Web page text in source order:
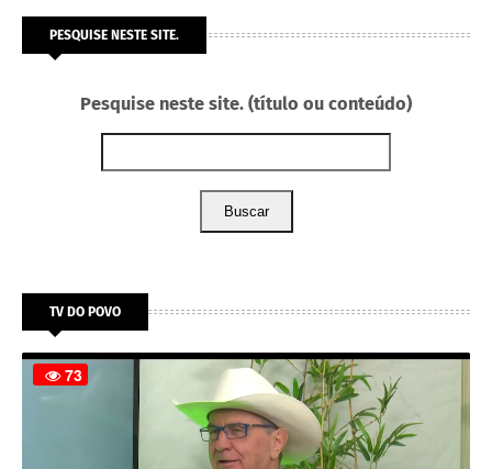
PESQUISE NESTE SITE.
Pesquise neste site. (título ou conteúdo)
Buscar
TV DO POVO